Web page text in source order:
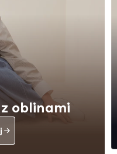
oblinami